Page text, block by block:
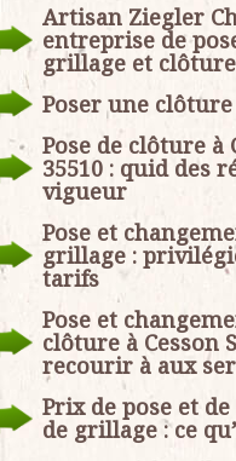
Artisan Ziegler
entreprise de
grillage et clôture
Poser une clôture
Pose de clôture à
35510 : quid des
vigueur
Pose et
grillage :
tarifs
Pose et
clôture à Cesson
recourir à aux
Prix de pose et
de grillage : ce